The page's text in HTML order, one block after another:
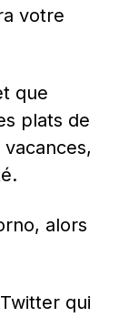
votre
que
plats de
alors
qui